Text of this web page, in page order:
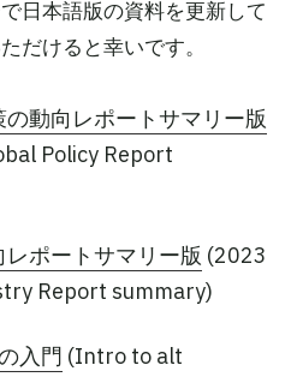
日本語版の資料を更新して
だけると幸いです。
動向レポートサマリー版
Policy Report
ポートサマリー版 (2023
Report summary)
入門 (Intro to alt